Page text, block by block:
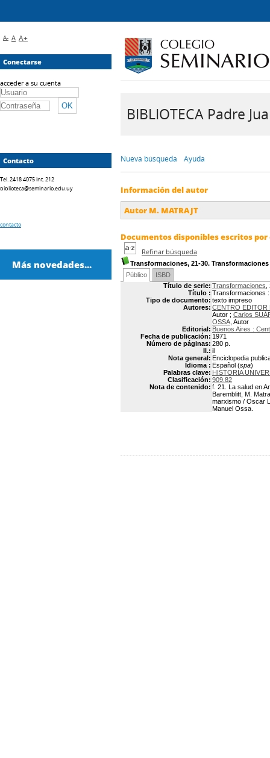
BIBLIOTECA Padre
Nueva búsqueda Ayuda
Información del autor
Autor M. MATRAJT
Documentos disponibles escritos
Refinar búsqueda
Transformaciones, 21-30. Transformaciones
Público
ISBD
Título de serie: Transformaciones
Título : Transformaciones
Tipo de documento: texto impreso
Autores: CENTRO EDITOR
Autor ; Carlos
OSSA , Autor
Editorial: Buenos Aires :
Fecha de publicación: 1971
Número de páginas: 280 p.
Il.: il
Nota general: Enciclopedia
Idioma : Español (spa)
Palabras clave: HISTORIA
Clasificación: 909.82
Nota de contenido: f. 21. La salud en
Baremblitt, M.
marxismo / Oscar
Manuel Ossa.
A- A A+
Conectarse
acceder a su cuenta
Contacto
Tel. 2418 4075 int. 212
biblioteca@seminario.edu.uy
contacto
Más novedades...